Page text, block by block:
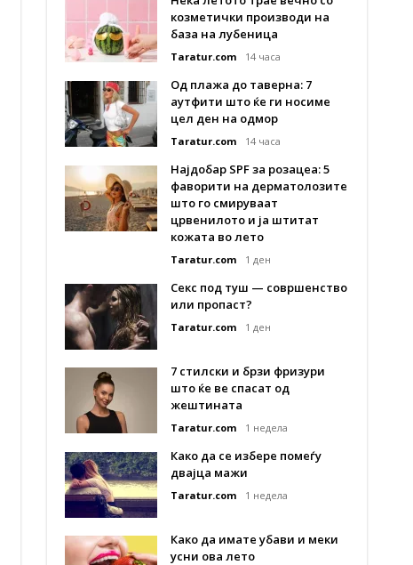
козметички производи на
база на лубеница
Taratur.com 14 часа
Од плажа до таверна: 7
аутфити што ќе ги носиме
цел ден на одмор
Taratur.com 14 часа
Најдобар SPF за розацеа: 5
фаворити на дерматолозите
што го смируваат
црвенилото и ја штитат
кожата во лето
Taratur.com 1 ден
Секс под туш — совршенство
или пропаст?
Taratur.com 1 ден
7 стилски и брзи фризури
што ќе ве спасат од
жештината
Taratur.com 1 недела
Како да се избере помеѓу
двајца мажи
Taratur.com 1 недела
Како да имате убави и меки
усни ова лето